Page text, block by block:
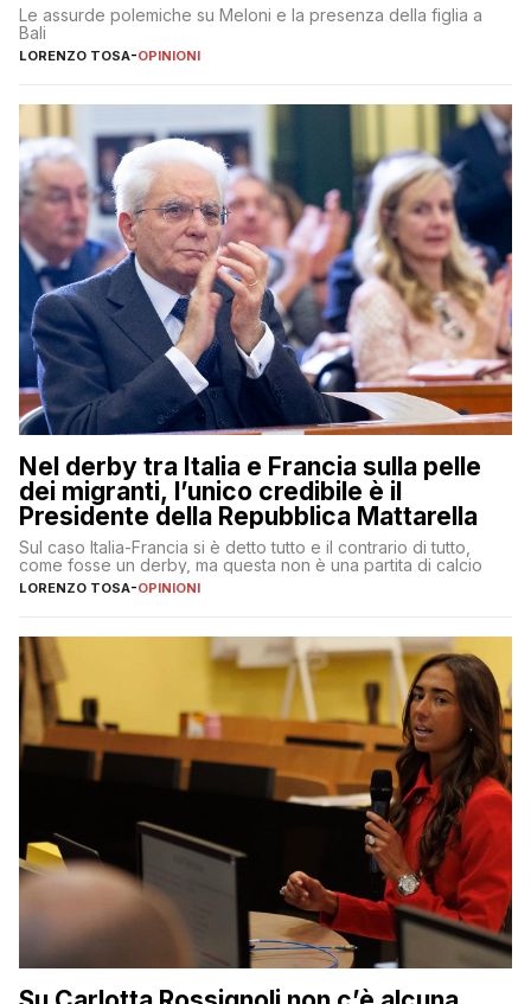
Le assurde polemiche su Meloni e la presenza della figlia a
Bali
LORENZO TOSA-OPINIONI
Nel derby tra Italia e Francia sulla pelle
dei migranti, l’unico credibile è il
Presidente della Repubblica Mattarella
Sul caso Italia-Francia si è detto tutto e il contrario di tutto,
come fosse un derby, ma questa non è una partita di calcio
LORENZO TOSA-OPINIONI